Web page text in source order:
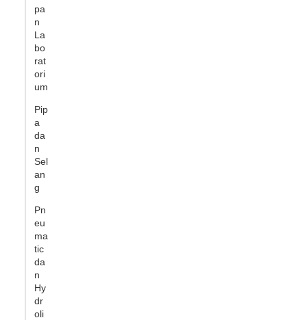
pa
n
La
bo
rat
ori
um
Pip
a
da
n
Sel
an
g
Pn
eu
ma
tic
da
n
Hy
dr
oli